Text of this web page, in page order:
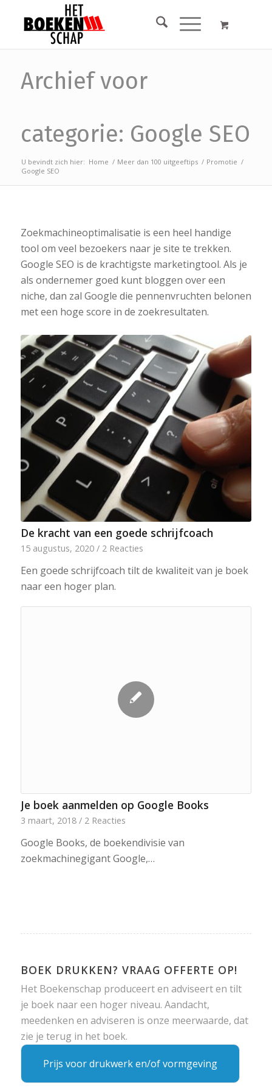
Archief voor
categorie: Google SEO
U bevindt zich hier: Home / Meer dan 100 uitgeeftips / Promotie /
Google SEO
Zoekmachineoptimalisatie is een heel handige
tool om veel bezoekers naar je site te trekken.
Google SEO is de krachtigste marketingtool. Als je
als ondernemer goed kunt bloggen over een
niche, dan zal Google die pennenvruchten belonen
met een hoge score in de zoekresultaten.
De kracht van een goede schrijfcoach
15 augustus, 2020 / 2 Reacties
Een goede schrijfcoach tilt de kwaliteit van je boek
naar een hoger plan.
Je boek aanmelden op Google Books
3 maart, 2018 / 2 Reacties
Google Books, de boekendivisie van
zoekmachinegigant Google,…
BOEK DRUKKEN? VRAAG OFFERTE OP!
Het Boekenschap produceert en adviseert en tilt
je boek naar een hoger niveau. Aandacht,
meedenken en adviseren is onze meerwaarde, dat
zie je terug in het boek.
Prijs voor drukwerk en/of vormgeving